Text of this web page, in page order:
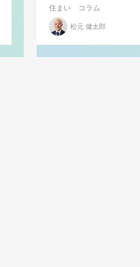
住まい コラム
松元 健太郎